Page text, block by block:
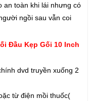
an toàn khi lái nhưng có
ngồi sau vẫn coi
Đầu Kẹp Gối 10 Inch
dvd truyền xuống 2
từ điện mồi thuốc(